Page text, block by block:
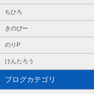
ちひろ
きのぴー
のりP
けんたろう
ブログカテゴリ